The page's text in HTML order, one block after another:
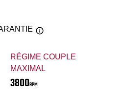
RÉGIME COUPLE
MAXIMAL
3800RPM